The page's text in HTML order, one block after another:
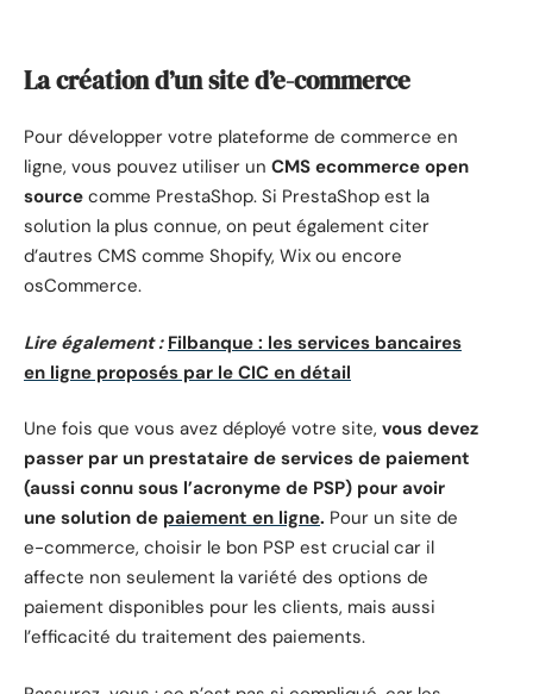
La création d’un site d’e-commerce
Pour développer votre plateforme de commerce en
ligne, vous pouvez utiliser un CMS ecommerce open
source comme PrestaShop. Si PrestaShop est la
solution la plus connue, on peut également citer
d’autres CMS comme Shopify, Wix ou encore
osCommerce.
Lire également : Filbanque : les services bancaires
en ligne proposés par le CIC en détail
Une fois que vous avez déployé votre site, vous devez
passer par un prestataire de services de paiement
(aussi connu sous l’acronyme de PSP) pour avoir
une solution de paiement en ligne. Pour un site de
e-commerce, choisir le bon PSP est crucial car il
affecte non seulement la variété des options de
paiement disponibles pour les clients, mais aussi
l’efficacité du traitement des paiements.